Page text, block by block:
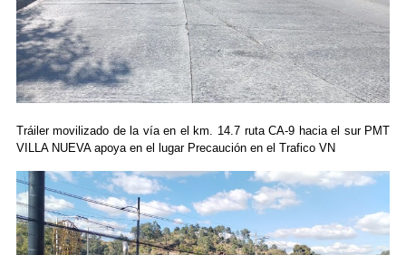
Tráiler movilizado de la vía en el km. 14.7 ruta CA-9 hacia el sur PMT
VILLA NUEVA apoya en el lugar Precaución en el Trafico VN